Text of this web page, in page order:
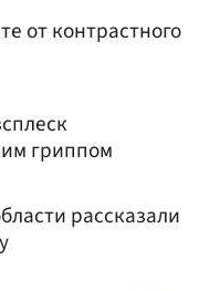
от контрастного
гриппом
рассказали